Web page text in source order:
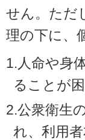
せん。ただ
理の下に、
1.人命や身
ることが困
2.公衆衛生
れ、利用